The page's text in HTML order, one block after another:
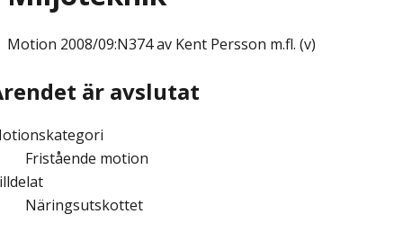
Motion 2008/09:N374 av Kent Persson m.fl. (v)
är avslutat
Fristående motion
Näringsutskottet